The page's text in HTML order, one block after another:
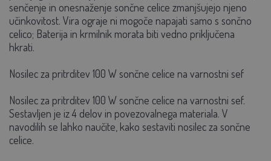
senčenje in onesnaženje sončne celice zmanjšujejo njeno
učinkovitost. Vira ograje ni mogoče napajati samo s sončno
celico; Baterija in krmilnik morata biti vedno priključena
hkrati.
Nosilec za pritrditev 100 W sončne celice na varnostni sef
Nosilec za pritrditev 100 W sončne celice na varnostni sef.
Sestavljen je iz 4 delov in povezovalnega materiala. V
navodilih se lahko naučite, kako sestaviti nosilec za sončne
celice.